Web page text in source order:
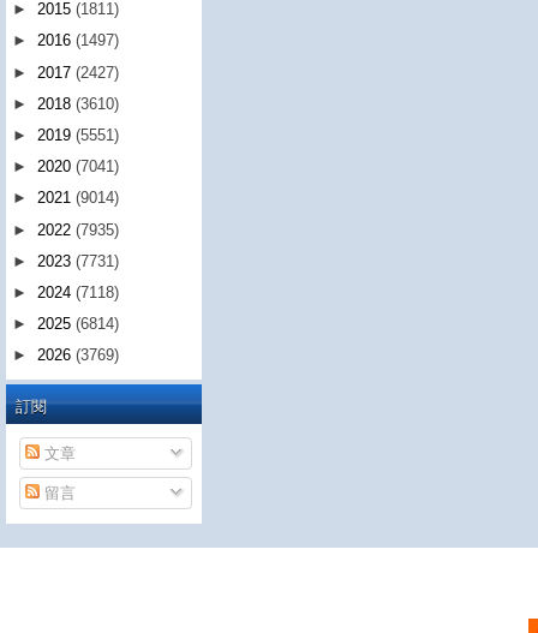
► 2015 (1811)
► 2016 (1497)
► 2017 (2427)
► 2018 (3610)
► 2019 (5551)
► 2020 (7041)
► 2021 (9014)
► 2022 (7935)
► 2023 (7731)
► 2024 (7118)
► 2025 (6814)
► 2026 (3769)
訂閱
文章
留言